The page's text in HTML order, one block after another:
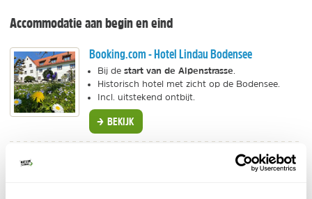
Accommodatie aan begin en eind
Booking.com - Hotel Lindau Bodensee
Bij de start van de Alpenstrasse
Historisch hotel met zicht op de Bodensee.
Incl. uitstekend ontbijt.
BEKIJK